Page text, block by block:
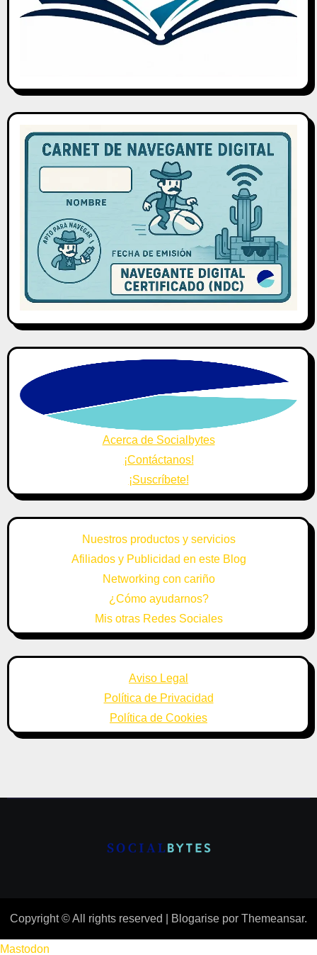
Acerca de Socialbytes
¡Contáctanos!
¡Suscríbete!
Nuestros productos y servicios
Afiliados y Publicidad en este Blog
Networking con cariño
¿Cómo ayudarnos?
Mis otras Redes Sociales
Aviso Legal
Política de Privacidad
Política de Cookies
Copyright © All rights reserved Blogarise por Themeansar.
Mastodon